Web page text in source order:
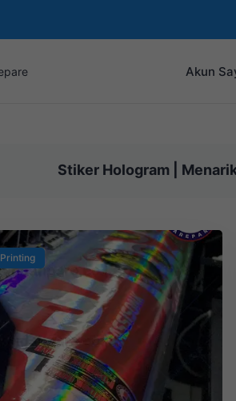
Akun
Stiker Hologram |
Printing